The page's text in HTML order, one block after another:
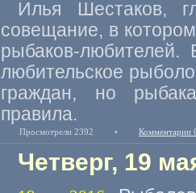
Илья Шестаков,
совещание, в
рыбаков-
любительское
граждан,
но
правила.
Просмотрели 2392 • Комментарии
Четверг, 19